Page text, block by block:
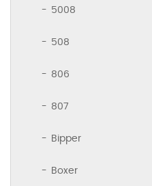
5008
508
806
807
Bipper
Boxer